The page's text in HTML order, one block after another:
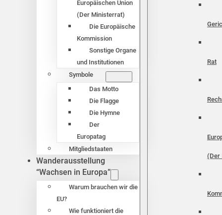
Europäischen Union
(Der Ministerrat)
Die Europäische
Kommission
Sonstige Organe
und Institutionen
Symbole
Das Motto
Die Flagge
Die Hymne
Der
Europatag
Mitgliedstaaten
Wanderausstellung
“Wachsen in Europa”
Warum brauchen wir die
EU?
Wie funktioniert die
Rat
(Der